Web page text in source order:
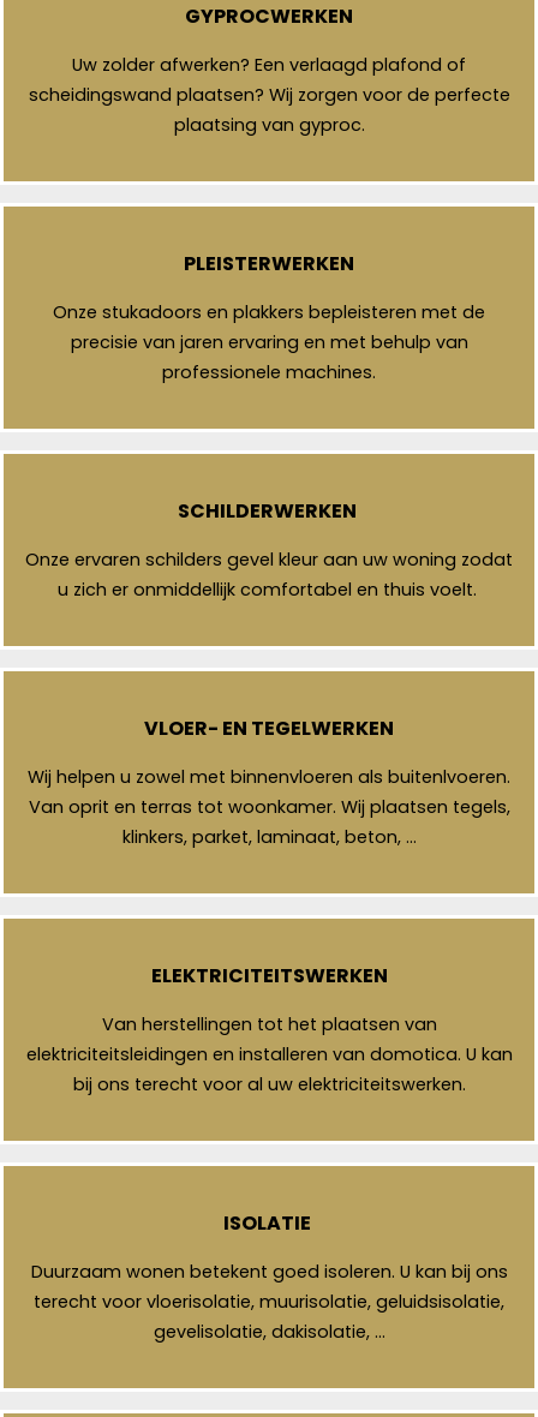
GYPROCWERKEN
Uw zolder afwerken? Een verlaagd plafond of
scheidingswand plaatsen? Wij zorgen voor de perfecte
plaatsing van gyproc.
PLEISTERWERKEN
Onze stukadoors en plakkers bepleisteren met de
precisie van jaren ervaring en met behulp van
professionele machines.
SCHILDERWERKEN
Onze ervaren schilders gevel kleur aan uw woning zodat
u zich er onmiddellijk comfortabel en thuis voelt.
VLOER- EN TEGELWERKEN
Wij helpen u zowel met binnenvloeren als buitenlvoeren.
Van oprit en terras tot woonkamer. Wij plaatsen tegels,
klinkers, parket, laminaat, beton, …
ELEKTRICITEITSWERKEN
Van herstellingen tot het plaatsen van
elektriciteitsleidingen en installeren van domotica. U kan
bij ons terecht voor al uw elektriciteitswerken.
ISOLATIE
Duurzaam wonen betekent goed isoleren. U kan bij ons
terecht voor vloerisolatie, muurisolatie, geluidsisolatie,
gevelisolatie, dakisolatie, …